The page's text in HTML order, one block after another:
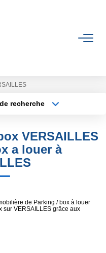
recherche
Surface min
VERSAILLES
a louer à
de Parking / box à louer
sur VERSAILLES grâce aux